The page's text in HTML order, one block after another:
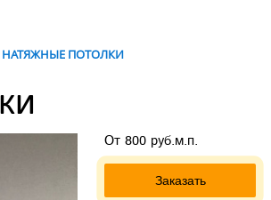
ПОТОЛКИ
От 800 руб.м.п.
Заказать